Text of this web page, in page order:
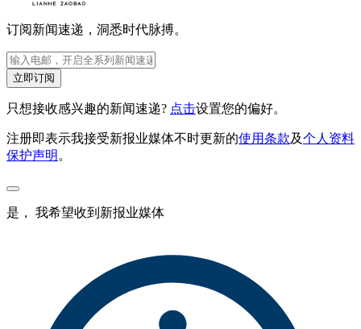
订阅新闻速递，洞悉时代脉搏。
立即订阅
只想接收感兴趣的新闻速递? 点击设置您的偏好。
注册即表示我接受新报业媒体不时更新的使用条款及个人资料
保护声明 。
是， 我希望收到新报业媒体